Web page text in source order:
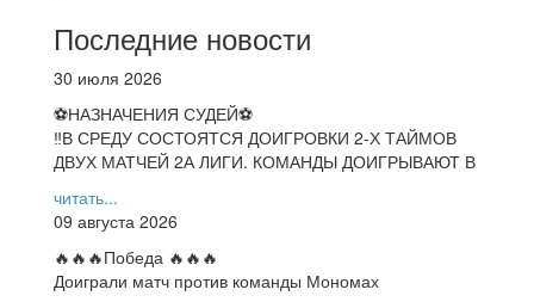
Последние новости
30 июля 2026
⚽НАЗНАЧЕНИЯ СУДЕЙ⚽
‼В СРЕДУ СОСТОЯТСЯ ДОИГРОВКИ 2-Х ТАЙМОВ
ДВУХ МАТЧЕЙ 2А ЛИГИ. КОМАНДЫ ДОИГРЫВАЮТ В
читать...
09 августа 2026
🔥🔥🔥Победа 🔥🔥🔥
Доиграли матч против команды Мономах